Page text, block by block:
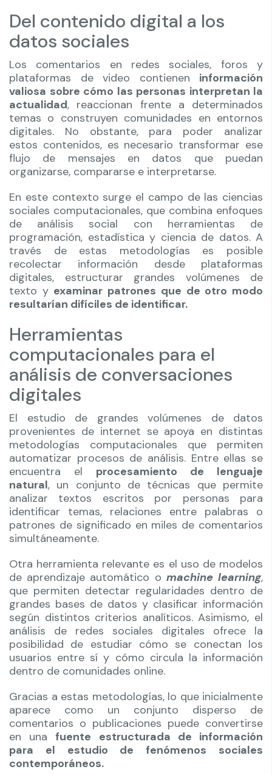
Del contenido digital a los
datos sociales
Los comentarios en redes sociales, foros y
plataformas de video contienen información
valiosa sobre cómo las personas interpretan la
actualidad, reaccionan frente a determinados
temas o construyen comunidades en entornos
digitales. No obstante, para poder analizar
estos contenidos, es necesario transformar ese
flujo de mensajes en datos que puedan
organizarse, compararse e interpretarse.
En este contexto surge el campo de las ciencias
sociales computacionales, que combina enfoques
de análisis social con herramientas de
programación, estadística y ciencia de datos. A
través de estas metodologías es posible
recolectar información desde plataformas
digitales, estructurar grandes volúmenes de
texto y examinar patrones que de otro modo
resultarían difíciles de identificar.
Herramientas
computacionales para el
análisis de conversaciones
digitales
El estudio de grandes volúmenes de datos
provenientes de internet se apoya en distintas
metodologías computacionales que permiten
automatizar procesos de análisis. Entre ellas se
encuentra el procesamiento de lenguaje
natural, un conjunto de técnicas que permite
analizar textos escritos por personas para
identificar temas, relaciones entre palabras o
patrones de significado en miles de comentarios
simultáneamente.
Otra herramienta relevante es el uso de modelos
de aprendizaje automático o machine learning,
que permiten detectar regularidades dentro de
grandes bases de datos y clasificar información
según distintos criterios analíticos. Asimismo, el
análisis de redes sociales digitales ofrece la
posibilidad de estudiar cómo se conectan los
usuarios entre sí y cómo circula la información
dentro de comunidades online.
Gracias a estas metodologías, lo que inicialmente
aparece como un conjunto disperso de
comentarios o publicaciones puede convertirse
en unafuente estructurada de información
para el estudio de fenómenos sociales
contemporáneos.